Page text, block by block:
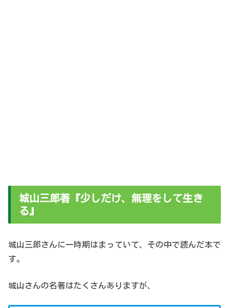
城山三郎著『少しだけ、無理をして生き
る』
城山三郎さんに一時期はまっていて、その中で読んだ本で
す。
城山さんの名著はたくさんありますが、